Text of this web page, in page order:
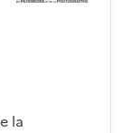
la